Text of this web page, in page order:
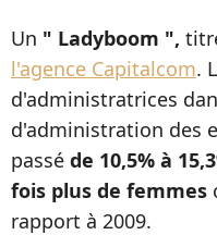
Un " Ladyboom ",
l'agence Capitalcom.
d'administratrices
d'administration des
passé de 10,5% à
fois plus de femmes
rapport à 2009.